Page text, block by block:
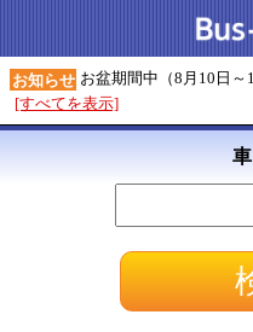
お知らせ お盆期間中（8月10日～
[すべてを表示]